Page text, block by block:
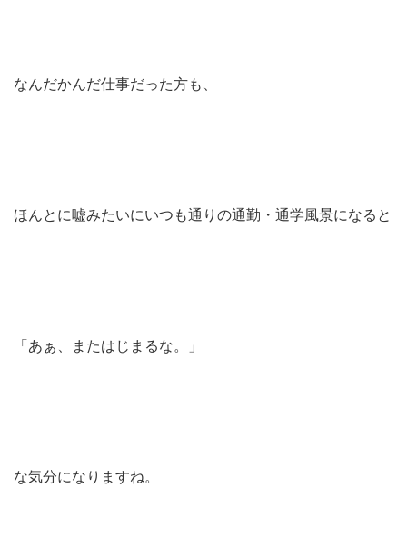
なんだかんだ仕事だった方も、
ほんとに嘘みたいにいつも通りの通勤・通学風景になると
「あぁ、またはじまるな。」
な気分になりますね。